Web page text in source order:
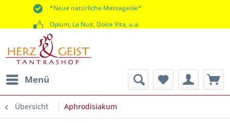
*Neue natürliche Massageöle*
Opium, La Nuit, Dolce Vita, u.a.
*60 Tage Rückgaberecht*
Menü
Übersicht Aphrodisiakum